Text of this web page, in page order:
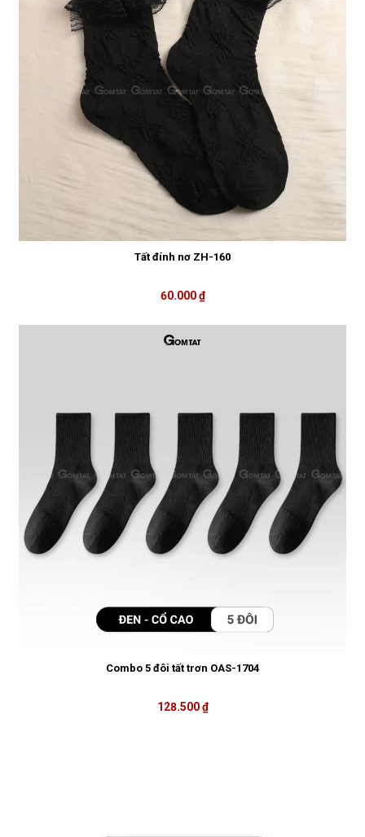
Tất đính nơ ZH-160
60.000 ₫
Combo 5 đôi tất trơn OAS-1704
128.500 ₫